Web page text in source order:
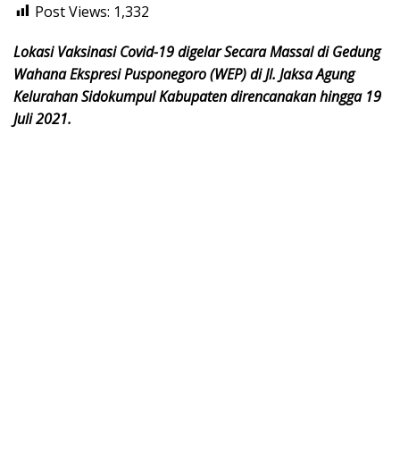
Post Views: 1,332
Lokasi Vaksinasi Covid-19 digelar Secara Massal di Gedung
Wahana Ekspresi Pusponegoro (WEP) di Jl. Jaksa Agung
Kelurahan Sidokumpul Kabupaten direncanakan hingga 19
Juli 2021.